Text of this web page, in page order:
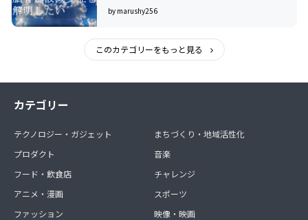
by marushy256
このカテゴリーをもっと見る
カテゴリー
テクノロジー・ガジェット
プロダクト
フード・飲食店
アニメ・漫画
ファッション
まちづくり・地域活性化
音楽
チャレンジ
スポーツ
映像・映画